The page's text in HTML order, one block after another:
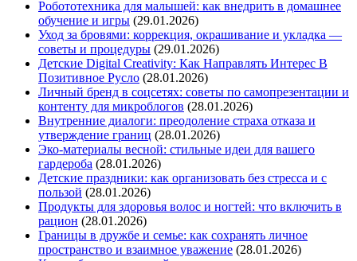
Робототехника для малышей: как внедрить в домашнее
обучение и игры (29.01.2026)
Уход за бровями: коррекция, окрашивание и укладка —
советы и процедуры (29.01.2026)
Детские Digital Creativity: Как Направлять Интерес В
Позитивное Русло (28.01.2026)
Личный бренд в соцсетях: советы по самопрезентации и
контенту для микроблогов (28.01.2026)
Внутренние диалоги: преодоление страха отказа и
утверждение границ (28.01.2026)
Эко-материалы весной: стильные идеи для вашего
гардероба (28.01.2026)
Детские праздники: как организовать без стресса и с
пользой (28.01.2026)
Продукты для здоровья волос и ногтей: что включить в
рацион (28.01.2026)
Границы в дружбе и семье: как сохранять личное
пространство и взаимное уважение (28.01.2026)